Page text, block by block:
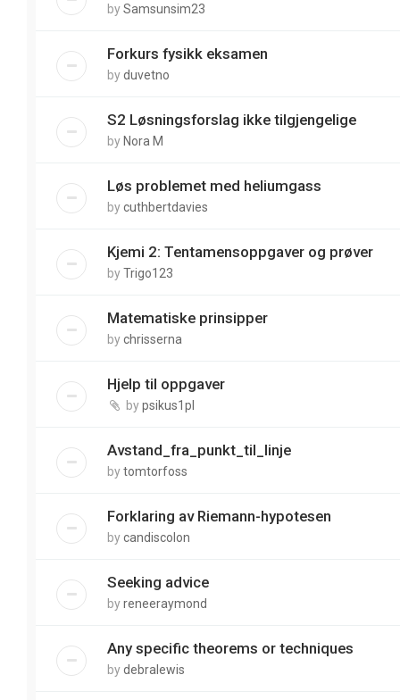
bySamsunsim23
Forkurs fysikk eksamen
byduvetno
S2 Løsningsforslag ikke tilgjengelige
by Nora M
Løs problemet med heliumgass
bycuthbertdavies
Kjemi 2: Tentamensoppgaver og prøver
byTrigo123
Matematiske prinsipper
bychrisserna
Hjelp til oppgaver
bypsikus1pl
Avstand_fra_punkt_til_linje
bytomtorfoss
Forklaring av Riemann-hypotesen
bycandiscolon
Seeking advice
byreneeraymond
Any specific theorems or techniques
bydebralewis